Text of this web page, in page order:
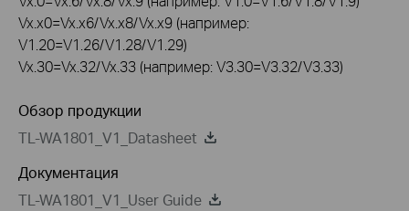
Vx.x0=Vx.x6/Vx.x8/Vx.x9 (например:
V1.20=V1.26/V1.28/V1.29)
Vx.30=Vx.32/Vx.33 (например: V3.30=V3.32/V3.33)
Обзор продукции
TL-WA1801_V1_Datasheet
Документация
TL-WA1801_V1_User Guide